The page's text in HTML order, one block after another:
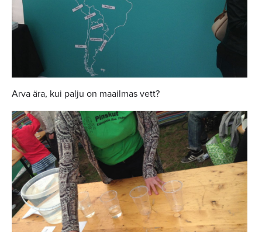
Arva ära, kui palju on maailmas vett?